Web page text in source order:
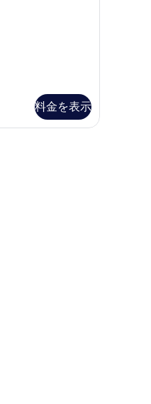
料金を表示